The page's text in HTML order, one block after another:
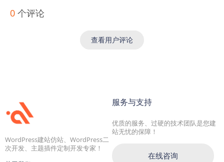
0 个评论
查看用户评论
WordPress建站仿站、WordPress二
次开发、主题插件定制开发专家！
服务与支持
优质的服务、过硬的技术团队是您建
站无忧的保障！
在线咨询